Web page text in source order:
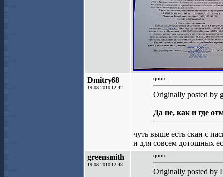
Dmitry68
19-08-2010 12:42
quote:
Originally posted by
Да не, как и где
чуть выше есть скан с
и для совсем дотошных
greensmith
19-08-2010 12:43
quote:
Originally posted by